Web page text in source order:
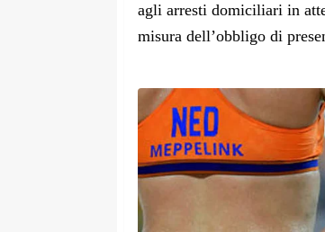
agli arresti domiciliari in
misura dell’obbligo di